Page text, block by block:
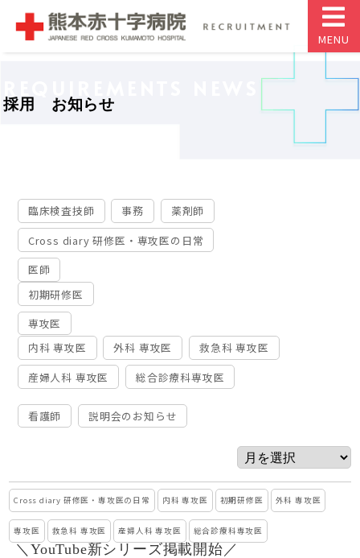
MENU
採用 お知らせ
臨床検査技師 事務
薬剤師
Cross diary 研修医・専攻医の日常
医師
初期研修医
専攻医
内科 専攻医
外科 専攻医
救急科 専攻医
産婦人科 専攻医
総合診療科専攻医
看護師 説明会のお知らせ
Cross diary 研修医・専攻医の日常 内科 専攻医 初期研修医 外科 専攻医
専攻医 救急科 専攻医 産婦人科 専攻医 総合診療科専攻医
2021.7.20
＼YouTube新シリーズ掲載開始／